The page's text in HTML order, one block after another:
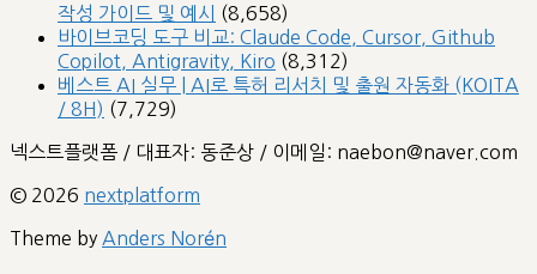
작성 가이드 및 예시
(8,658)
바이브코딩 도구 비교: Claude Code, Cursor, Github
Copilot, Antigravity, Kiro (8,312)
베스트 AI 실무 | AI로 특허 리서치 및 출원 자동화 (KOITA
/ 8H) (7,729)
넥스트플랫폼 / 대표자: 동준상 / 이메일: naebon@naver.com
© 2026 nextplatform
Theme by Anders Norén